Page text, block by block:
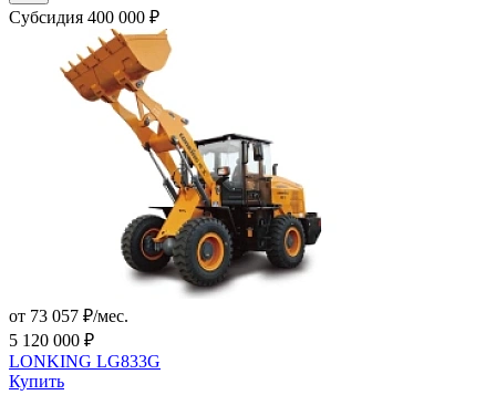
Субсидия 400 000 ₽
от 73 057 ₽/мес.
5 120 000 ₽
LONKING LG833G
Купить